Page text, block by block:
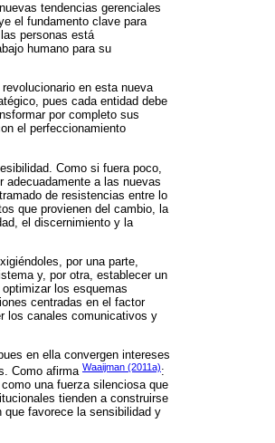
tendencias gerenciales
el fundamento clave para
personas está
humano para su
en esta nueva
pues cada entidad debe
por completo sus
el perfeccionamiento
Como si fuera poco,
adecuadamente a las nuevas
de resistencias entre lo
que provienen del cambio, la
el discernimiento y la
por una parte,
y, por otra, establecer un
los esquemas
centradas en el factor
los canales comunicativos y
en ella convergen intereses
Como afirma Waaijman (2011a):
una fuerza silenciosa que
tienden a construirse
que favorece la sensibilidad y